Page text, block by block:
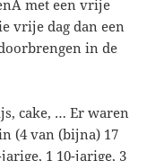
met een vrije
vrije dag dan een
in de
cake, … Er waren
(4 van (bijna) 17
1 10-jarige, 3